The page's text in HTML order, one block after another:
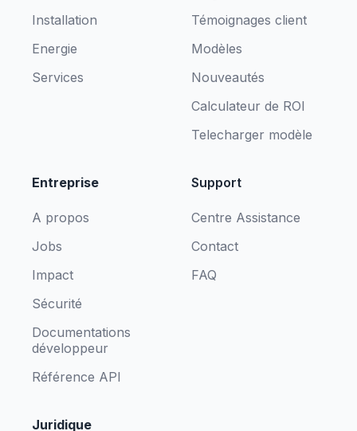
Installation
Energie
Services
Témoignages client
Modèles
Nouveautés
Calculateur de ROI
Telecharger modèle
Entreprise
A propos
Jobs
Impact
Sécurité
Documentations
développeur
Référence API
Support
Centre Assistance
Contact
FAQ
Juridique